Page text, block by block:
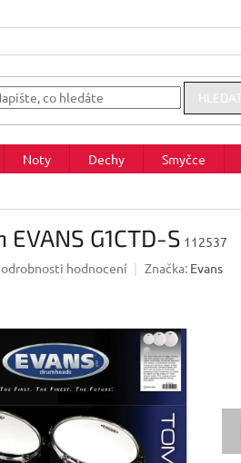
HLEDAT
Noty Dechy Smyčce
G1CTD-S 112537
hodnocení Značka: Evans